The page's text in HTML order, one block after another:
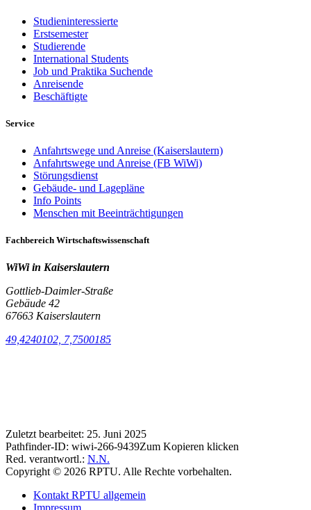
Studieninteressierte
Erstsemester
Studierende
International Students
Job und Praktika Suchende
Anreisende
Beschäftigte
Service
Anfahrtswege und Anreise (Kaiserslautern)
Anfahrtswege und Anreise (FB WiWi)
Störungsdienst
Gebäude- und Lagepläne
Info Points
Menschen mit Beeinträchtigungen
Fachbereich Wirtschaftswissenschaft
WiWi in Kaiserslautern
Gottlieb-Daimler-Straße
Gebäude 42
67663 Kaiserslautern
49,4240102, 7,7500185
Zuletzt bearbeitet: 25. Juni 2025
Pathfinder-ID: wiwi-266-9439Zum Kopieren klicken
Red. verantwortl.: N.N.
Copyright © 2026 RPTU. Alle Rechte vorbehalten.
Kontakt RPTU allgemein